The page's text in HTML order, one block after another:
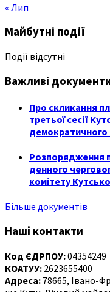
« Лип
Майбутні події
Події відсутні
Важливі
Про скликання
третьої сесії
демократичного
Розпорядження
денного
комітету
Більше документів
Наші контакти
Код ЄДРПОУ:04354249
КОАТУУ: 2623655400
Адреса: 78665, Івано-